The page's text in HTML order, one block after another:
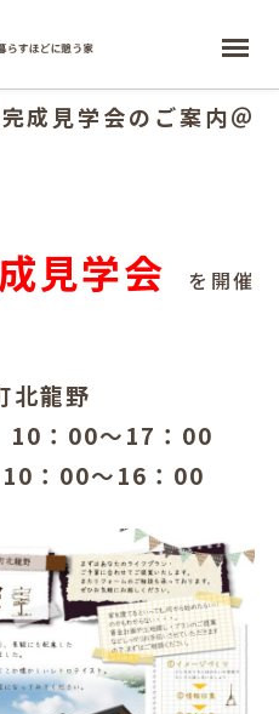
ム
らす
見学会のご案内＠
見学会
を開催
北龍野
10：00～17：00
00～16：00